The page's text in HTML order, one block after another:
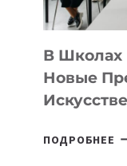
В Школах
Новые
ПОДРОБНЕЕ В